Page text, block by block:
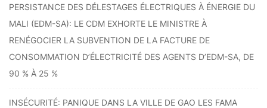
PERSISTANCE DES DÉLESTAGES ÉLECTRIQUES À ÉNERGIE DU
MALI (EDM-SA): LE CDM EXHORTE LE MINISTRE À
RENÉGOCIER LA SUBVENTION DE LA FACTURE DE
CONSOMMATION D’ÉLECTRICITÉ DES AGENTS D’EDM-SA, DE
90 % À 25 %
INSÉCURITÉ: PANIQUE DANS LA VILLE DE GAO LES FAMA